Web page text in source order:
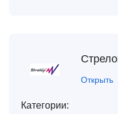
Открыть
Категории: